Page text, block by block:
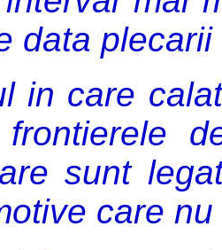
data
in care
sunt
care